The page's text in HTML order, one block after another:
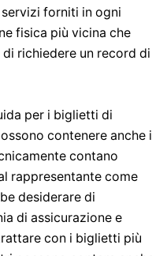
forniti in ogni
fisica più vicina che
richiedere un record di
per i biglietti di
contenere anche i
contano
rappresentante come
desiderare di
di assicurazione e
con i biglietti più